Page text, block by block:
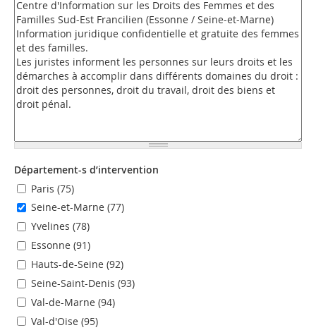
Département-s d’intervention
Paris (75)
Seine-et-Marne (77)
Yvelines (78)
Essonne (91)
Hauts-de-Seine (92)
Seine-Saint-Denis (93)
Val-de-Marne (94)
Val-d'Oise (95)